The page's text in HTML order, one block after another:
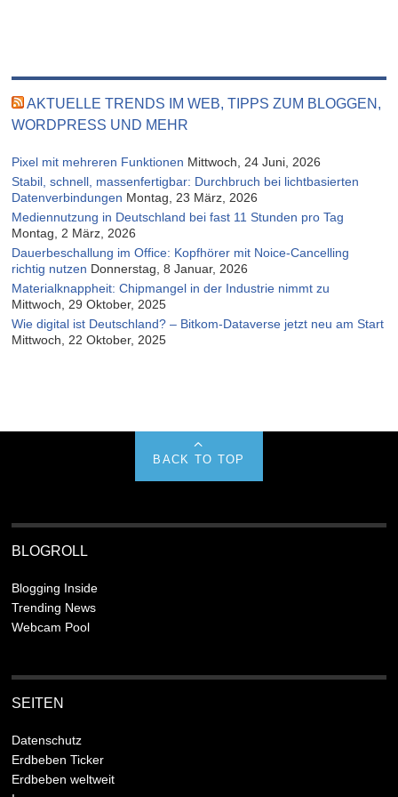
AKTUELLE TRENDS IM WEB, TIPPS ZUM BLOGGEN,
WORDPRESS UND MEHR
Pixel mit mehreren Funktionen Mittwoch, 24 Juni, 2026
Stabil, schnell, massenfertigbar: Durchbruch bei lichtbasierten
Datenverbindungen Montag, 23 März, 2026
Mediennutzung in Deutschland bei fast 11 Stunden pro Tag
Montag, 2 März, 2026
Dauerbeschallung im Office: Kopfhörer mit Noice-Cancelling
richtig nutzen Donnerstag, 8 Januar, 2026
Materialknappheit: Chipmangel in der Industrie nimmt zu
Mittwoch, 29 Oktober, 2025
Wie digital ist Deutschland? – Bitkom-Dataverse jetzt neu am Start
Mittwoch, 22 Oktober, 2025
BACK TO TOP
BLOGROLL
Blogging Inside
Trending News
Webcam Pool
SEITEN
Datenschutz
Erdbeben Ticker
Erdbeben weltweit